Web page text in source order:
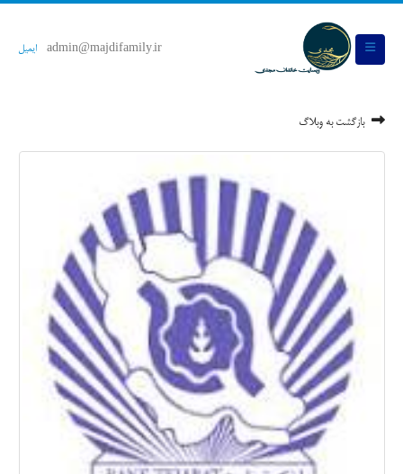
admin@majdifamily.ir ایمیل
بازگشت به وبلاگ